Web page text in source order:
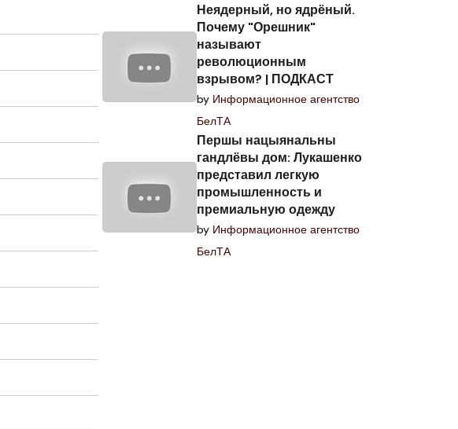
Неядерный, но ядрёный.
Почему "Орешник"
называют
революционным
взрывом? | ПОДКАСТ
by Информационное агентство
БелТА
Першы нацыянальны
гандлёвы дом: Лукашенко
представил легкую
промышленность и
премиальную одежду
by Информационное агентство
БелТА